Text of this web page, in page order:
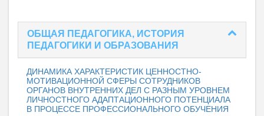
ОБЩАЯ ПЕДАГОГИКА, ИСТОРИЯ
ПЕДАГОГИКИ И ОБРАЗОВАНИЯ
ДИНАМИКА ХАРАКТЕРИСТИК ЦЕННОСТНО-
МОТИВАЦИОННОЙ СФЕРЫ СОТРУДНИКОВ
ОРГАНОВ ВНУТРЕННИХ ДЕЛ С РАЗНЫМ УРОВНЕМ
ЛИЧНОСТНОГО АДАПТАЦИОННОГО ПОТЕНЦИАЛА
В ПРОЦЕССЕ ПРОФЕССИОНАЛЬНОГО ОБУЧЕНИЯ